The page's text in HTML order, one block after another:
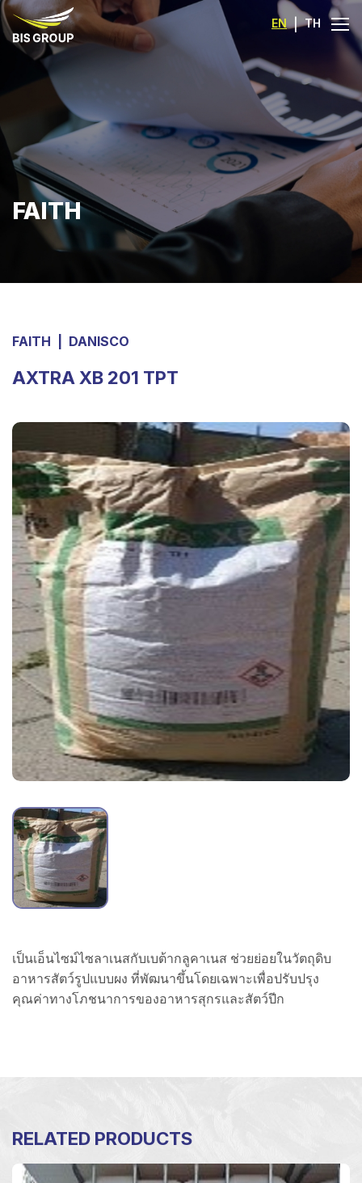
EN | TH
FAITH
FAITH DANISCO
AXTRA XB 201 TPT
เป็นเอ็นไซม์ไซลาเนสกับเบต้ากลูคาเนส ช่วยย่อยในวัตถุดิบ
อาหารสัตว์รูปแบบผง ที่พัฒนาขึ้นโดยเฉพาะเพื่อปรับปรุง
คุณค่าทางโภชนาการของอาหารสุกรและสัตว์ปีก
RELATED PRODUCTS